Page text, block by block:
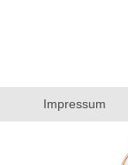
Impressum